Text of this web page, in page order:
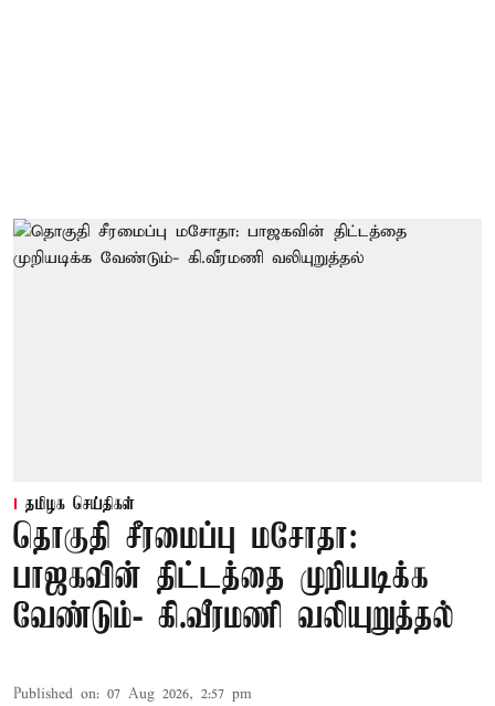
தமிழக செய்திகள்
தொகுதி சீரமைப்பு மசோதா:
பாஜகவின் திட்டத்தை முறியடிக்க
வேண்டும்- கி.வீரமணி வலியுறுத்தல்
Published on: 07 Aug 2026, 2:57 pm